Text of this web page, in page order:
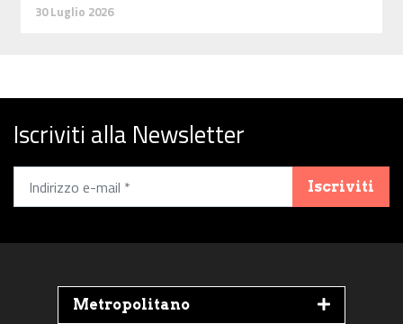
30 Luglio 2026
Iscriviti alla Newsletter
Iscriviti
Metropolitano